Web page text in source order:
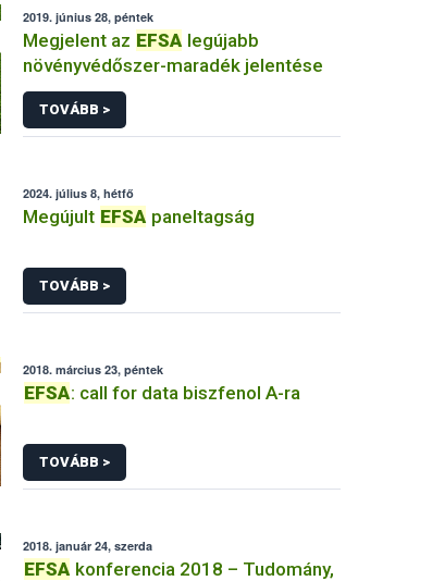
2019. június 28, péntek
Megjelent az EFSA legújabb
növényvédőszer-maradék jelentése
TOVÁBB >
2024. július 8, hétfő
Megújult EFSA paneltagság
TOVÁBB >
2018. március 23, péntek
EFSA: call for data biszfenol A-ra
TOVÁBB >
2018. január 24, szerda
EFSA konferencia 2018 – Tudomány,